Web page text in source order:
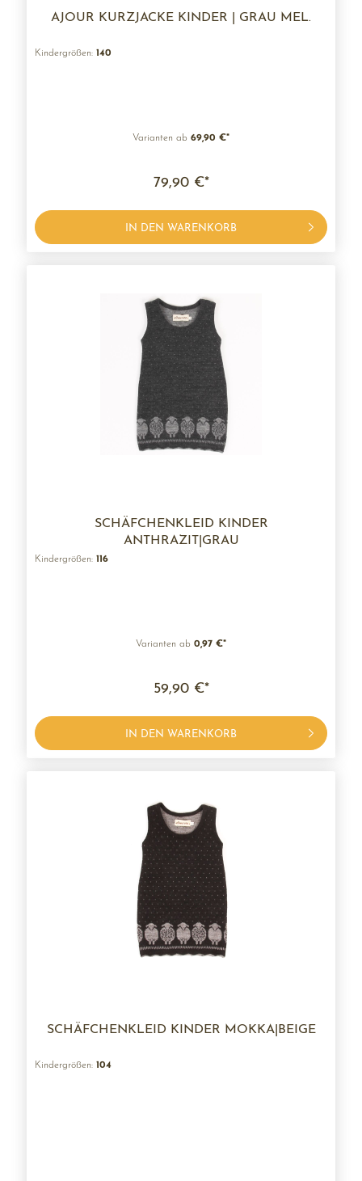
AJOUR KURZJACKE KINDER | GRAU MEL.
Kindergrößen: 140
Varianten ab 69,90 €*
79,90 €*
IN DEN WARENKORB
SCHÄFCHENKLEID KINDER
ANTHRAZIT|GRAU
Kindergrößen: 116
Varianten ab 0,97 €*
59,90 €*
IN DEN WARENKORB
SCHÄFCHENKLEID KINDER MOKKA|BEIGE
Kindergrößen: 104